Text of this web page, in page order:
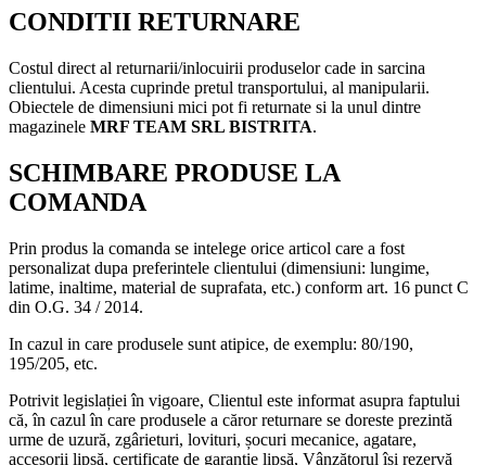
CONDITII RETURNARE
Costul direct al returnarii/inlocuirii produselor cade in sarcina
clientului. Acesta cuprinde pretul transportului, al manipularii.
Obiectele de dimensiuni mici pot fi returnate si la unul dintre
magazinele MRF TEAM SRL BISTRITA.
SCHIMBARE PRODUSE LA
COMANDA
Prin produs la comanda se intelege orice articol care a fost
personalizat dupa preferintele clientului (dimensiuni: lungime,
latime, inaltime, material de suprafata, etc.) conform art. 16 punct C
din O.G. 34 / 2014.
In cazul in care produsele sunt atipice, de exemplu: 80/190,
195/205, etc.
Potrivit legislației în vigoare, Clientul este informat asupra faptului
că, în cazul în care produsele a căror returnare se doreste prezintă
urme de uzură, zgârieturi, lovituri, șocuri mecanice, agatare,
accesorii lipsă, certificate de garanție lipsă, Vânzătorul își rezervă